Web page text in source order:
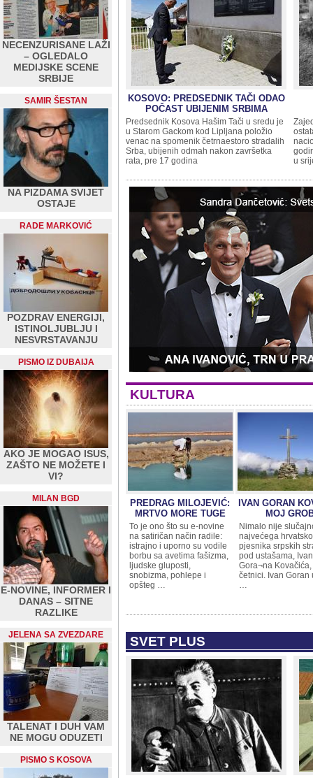
NECENZURISANE LAŽI
– OGLEDALO
MEDIJSKE SCENE
SRBIJE
SAMIR ŠESTAN
NA PIZDAMA SVIJET
OSTAJE
RADE MARKOVIĆ
POZDRAV ENERGIJI,
ISTINOLJUBLJU I
NESVRSTAVANJU
PISMO IZ DUBAIJA
AKO JE MOGAO ISUS,
ZAŠTO NE MOŽETE I
VI?
MILAN BGD
E-NOVINE, INFORMER I
DANAS – SITNE
RAZLIKE
JELENA SA ZVEZDARE
TALENAT I DUH VAM
NE MOGU ODUZETI
PISMO S KOSOVA
KOSOVO: PREDSEDNIK TAČI ODAO
POČAST UBIJENIM SRBIMA
Predsednik Kosova Hašim Tači u sredu je
u Starom Gackom kod Lipljana položio
venac na spomenik četrnaestoro stradalih
Srba, ubijenih odmah nakon završetka
rata, pre 17 godina
u
KULTURA
PREDRAG MILOJEVIĆ:
MRTVO MORE TUGE
To je ono što su e-novine
na satiričan način radile:
istrajno i uporno su vodile
borbu sa avetima fašizma,
ljudske gluposti,
snobizma, pohlepe i
opšteg …
IVAN GORAN
MOJ
Nimalo nije
najvećega
pjesnika srpskih
pod ustašama,
Gora¬na
četnici. Ivan Goran
…
SVET PLUS